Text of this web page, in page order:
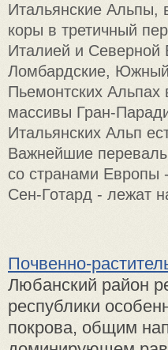
Итальянские Альпы,
коры в третичный
Италией и Северной
Ломбард­ские,
Пьемонтских
массивы Гран-
Итальянских Альп
Важнейшие
со странами
Сен-Готард - лежат
Почвенно-
Любанский район
республики
покрова, общим